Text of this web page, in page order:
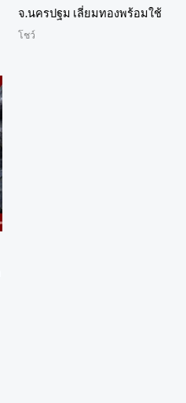
จ.นครปฐม เลี่ยมทองพร้อมใช้
โชว์